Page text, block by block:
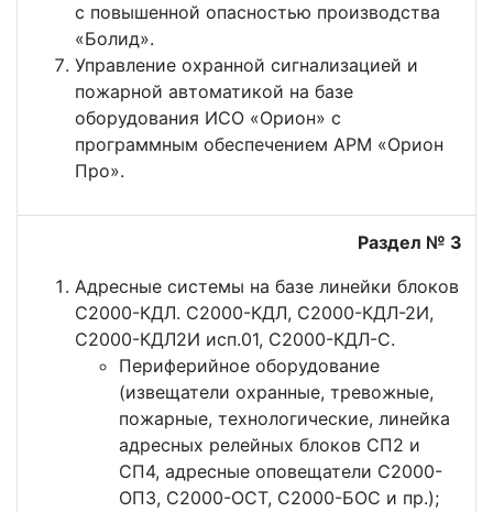
с повышенной опасностью производства
«Болид».
Управление охранной сигнализацией и
пожарной автоматикой на базе
оборудования ИСО «Орион» с
программным обеспечением АРМ «Орион
Про».
Раздел № 3
Адресные системы на базе линейки блоков
С2000-КДЛ. С2000-КДЛ, С2000-КДЛ-2И,
С2000-КДЛ2И исп.01, С2000-КДЛ-С.
Периферийное оборудование
(извещатели охранные, тревожные,
пожарные, технологические, линейка
адресных релейных блоков СП2 и
СП4, адресные оповещатели С2000-
ОПЗ, С2000-ОСТ, С2000-БОС и пр.);